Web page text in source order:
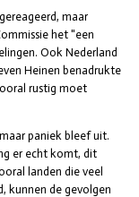
maar
het "een
Ook Nederland
Heinen benadrukte
rustig moet
paniek bleef uit.
er echt komt, dit
landen die veel
kunnen de gevolgen